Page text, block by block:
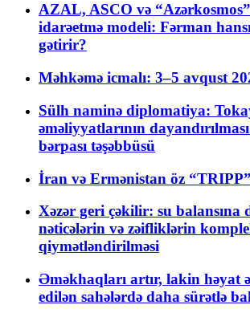
AZAL, ASCO və
idarəetmə modeli: Fərman
gətirir?
Məhkəmə icmalı: 3–5 avqust
Sülh naminə diplomatiya:
əməliyyatlarının
bərpası təşəbbüsü
İran və Ermənistan öz
Xəzər geri çəkilir: su balansına
nəticələrin və zəifliklərin
qiymətləndirilməsi
Əməkhaqları artır, lakin həyat
edilən sahələrdə daha sürətlə